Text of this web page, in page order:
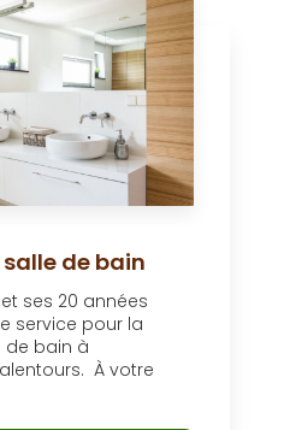
de bain
ses 20 années
service pour la
de bain à
À votre